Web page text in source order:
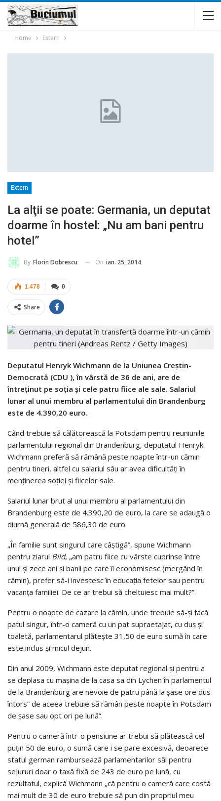
Home Extern
Extern
La alţii se poate: Germania, un deputat
doarme în hostel: „Nu am bani pentru
hotel”
By Florin Dobrescu On ian. 25, 2014
0
1.478
Share
Deputatul Henryk Wichmann de la Uniunea Creştin-
Democrată (CDU ), în vârstă de 36 de ani, are de
întreţinut pe soţia şi cele patru fiice ale sale. Salariul
lunar al unui membru al parlamentului din Brandenburg
este de 4.390,20 euro.
Când trebuie să călătorească la Potsdam pentru reuniunile
parlamentului regional din Brandenburg, deputatul Henryk
Wichmann preferă să rămână peste noapte într-un cămin
pentru tineri, altfel cu salariul său ar avea dificultăţi în
menţinerea soţiei şi fiicelor sale.
Salariul lunar brut al unui membru al parlamentului din
Brandenburg este de 4.390,20 de euro, la care se adaugă o
diurnă generală de 586,30 de euro.
„În familie sunt singurul care câştigă”, spune Wichmann
pentru ziarul Bild, „am patru fiice cu vârste cuprinse între
unul şi zece ani şi banii pe care îi economisesc (mergând în
cămin), prefer să-i investesc în educaţia fetelor sau pentru
vacanţa familiei. De ce ar trebui să cheltuiesc mai mult?”.
Pentru o noapte de cazare la cămin, unde trebuie să-şi facă
patul singur, într-o cameră cu un pat supraetajat, cu duş şi
toaletă, parlamentarul plăteşte 31,50 de euro sumă în care
este inclus şi micul dejun.
Din anul 2009, Wichmann este deputat regional şi pentru a
se deplasa cu maşina de la casa sa din Lychen în parlamentul
de la Brandenburg are nevoie de patru până la şase ore dus-
întors” de aceea trebuie să rămân peste noapte în Potsdam
de şase sau opt ori pe lună”.
Pentru o cameră într-o pensiune ar trebui să plătească cel
puţin 50 de euro, o sumă care i se pare excesivă, deoarece
statul german rambursează parlamentarilor săi pentru
sejururi doar o taxă fixă de 243 de euro pe lună, cu
rezultatul, explică Wichmann „că pentru o cameră care costă
mai mult de 30 de euro trebuie să pun din propriul meu